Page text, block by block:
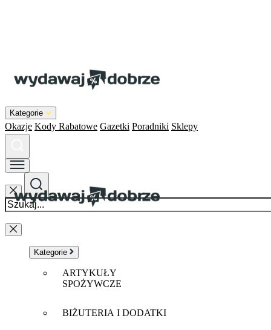
Kategorie
Okazje Kody Rabatowe Gazetki Poradniki Sklepy
Kategorie
ARTYKUŁY
SPOŻYWCZE
BIŻUTERIA I DODATKI